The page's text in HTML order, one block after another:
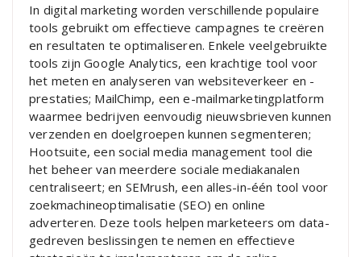
In digital marketing worden verschillende populaire
tools gebruikt om effectieve campagnes te creëren
en resultaten te optimaliseren. Enkele veelgebruikte
tools zijn Google Analytics, een krachtige tool voor
het meten en analyseren van websiteverkeer en -
prestaties; MailChimp, een e-mailmarketingplatform
waarmee bedrijven eenvoudig nieuwsbrieven kunnen
verzenden en doelgroepen kunnen segmenteren;
Hootsuite, een social media management tool die
het beheer van meerdere sociale mediakanalen
centraliseert; en SEMrush, een alles-in-één tool voor
zoekmachineoptimalisatie (SEO) en online
adverteren. Deze tools helpen marketeers om data-
gedreven beslissingen te nemen en effectieve